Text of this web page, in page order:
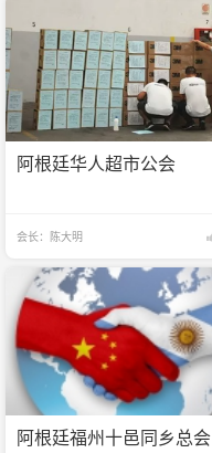
阿根廷华人超市公会
会长：陈大明
阿根廷福州十邑同乡总会